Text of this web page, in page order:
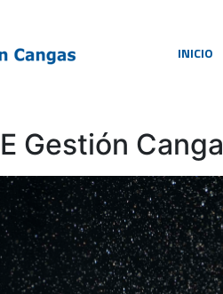
INICIO
Gestión